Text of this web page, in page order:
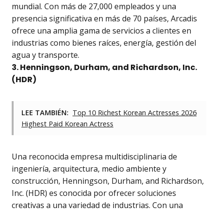
mundial. Con más de 27,000 empleados y una
presencia significativa en más de 70 países, Arcadis
ofrece una amplia gama de servicios a clientes en
industrias como bienes raíces, energía, gestión del
agua y transporte.
3. Henningson, Durham, and Richardson, Inc.
(HDR)
LEE TAMBIÉN: Top 10 Richest Korean Actresses 2026
Highest Paid Korean Actress
Una reconocida empresa multidisciplinaria de
ingeniería, arquitectura, medio ambiente y
construcción, Henningson, Durham, and Richardson,
Inc. (HDR) es conocida por ofrecer soluciones
creativas a una variedad de industrias. Con una